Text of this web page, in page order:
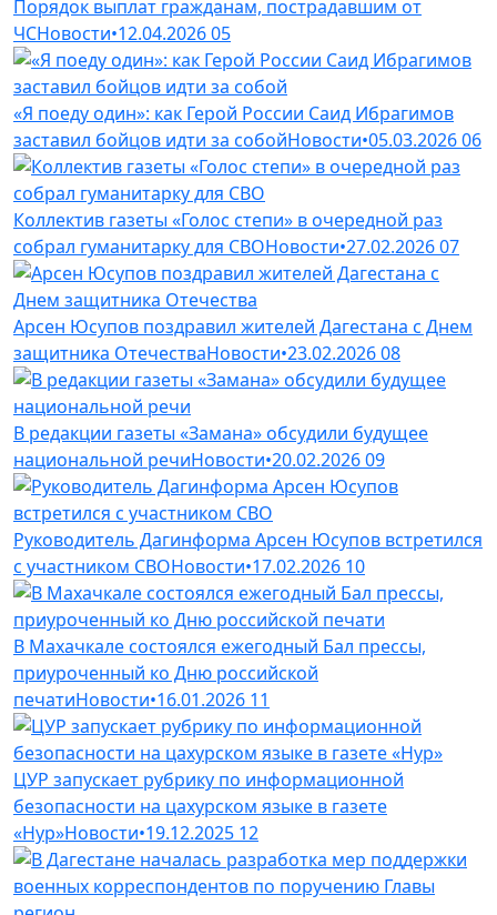
Порядок выплат гражданам, пострадавшим от
ЧСНовости•12.04.202605
«Я поеду один»: как Герой России Саид Ибрагимов
заставил бойцов идти за собойНовости•05.03.202606
Коллектив газеты «Голос степи» в очередной раз
собрал гуманитарку для СВОНовости•27.02.202607
Арсен Юсупов поздравил жителей Дагестана с Днем
защитника ОтечестваНовости•23.02.202608
В редакции газеты «Замана» обсудили будущее
национальной речиНовости•20.02.202609
Руководитель Дагинформа Арсен Юсупов встретился
с участником СВОНовости•17.02.2026 10
В Махачкале состоялся ежегодный Бал прессы,
приуроченный ко Дню российской
печатиНовости•16.01.2026 11
ЦУР запускает рубрику по информационной
безопасности на цахурском языке в газете
«Нур»Новости•19.12.2025 12